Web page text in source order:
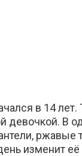
в 14
девочкой. В
ржавые
изменит